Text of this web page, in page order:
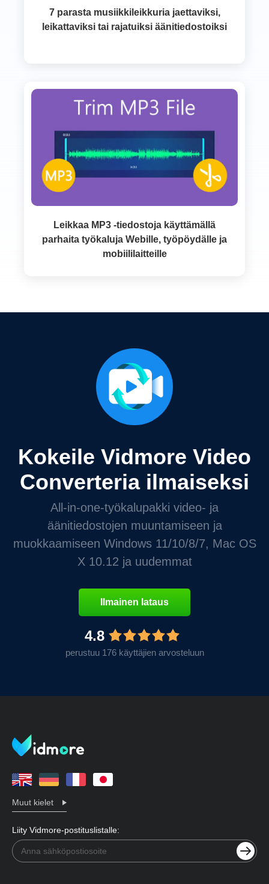
7 parasta musiikkileikkuria jaettaviksi,
leikattaviksi tai rajatuiksi äänitiedostoiksi
Leikkaa MP3 -tiedostoja käyttämällä
parhaita työkaluja Webille, työpöydälle ja
mobiililaitteille
Kokeile Vidmore Video
Converteria ilmaiseksi
All-in-one-työkalupakki video- ja
äänitiedostojen muuntamiseen ja
muokkaamiseen Windows 11/10/8/7, Mac OS
X 10.12 ja uudemmat
Ilmainen lataus
4.8
perustuu 176 käyttäjien arvosteluun
Muut kielet
Liity Vidmore-postituslistalle: